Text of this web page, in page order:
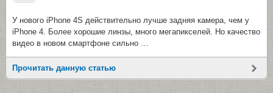
У нового iPhone 4S действительно лучше задняя камера, чем у
iPhone 4. Более хорошие линзы, много мегапикселей. Но качество
видео в новом смартфоне сильно …
Прочитать данную статью